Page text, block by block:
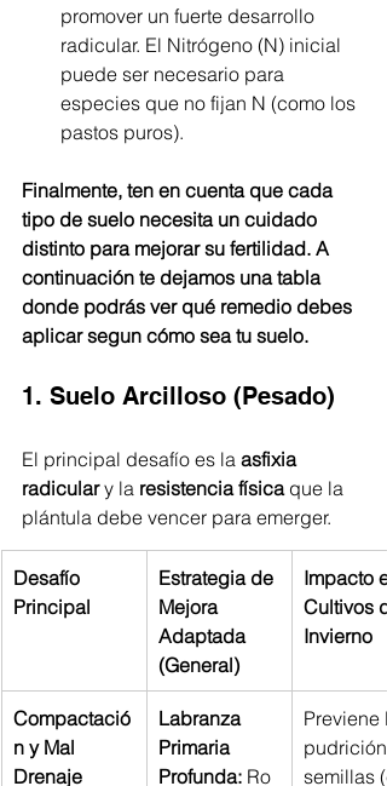
promover un fuerte desarrollo
radicular. El Nitrógeno (N) inicial
puede ser necesario para
especies que no fijan N (como los
pastos puros).
Finalmente, ten en cuenta que cada
tipo de suelo necesita un cuidado
distinto para mejorar su fertilidad. A
continuación te dejamos una tabla
donde podrás ver qué remedio debes
aplicar segun cómo sea tu suelo.
1. Suelo Arcilloso (Pesado)
El principal desafío es la asfixia
radicular y la resistencia física que la
plántula debe vencer para emerger.
Desafío
Principal
Estrategia de
Mejora
Adaptada
(General)
Impacto
Cultivos
Invierno
Compactació
n y Mal
Drenaje
Labranza
Primaria
Profunda: Ro
Previene
pudrición
semillas